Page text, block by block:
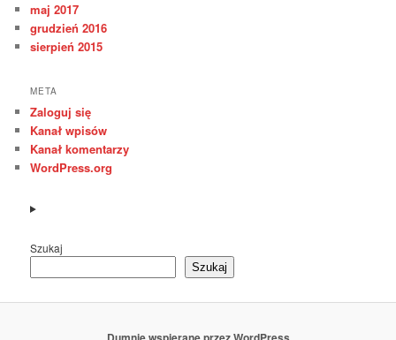
maj 2017
grudzień 2016
sierpień 2015
META
Zaloguj się
Kanał wpisów
Kanał komentarzy
WordPress.org
Szukaj
Szukaj